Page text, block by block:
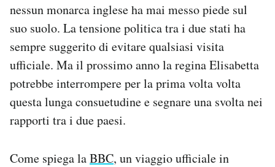
AREA PERSONALE
Area Personale
Newsletter
Notifiche mobile
Regala il Post
Hai bisogno di aiuto?
Esci
nessun monarca inglese ha mai messo piede sul
suo suolo. La tensione politica tra i due stati ha
sempre suggerito di evitare qualsiasi visita
ufficiale. Ma il prossimo anno la regina Elisabetta
potrebbe interrompere per la prima volta volta
questa lunga consuetudine e segnare una svolta nei
rapporti tra i due paesi.
Come spiega laBBC, un viaggio ufficiale in